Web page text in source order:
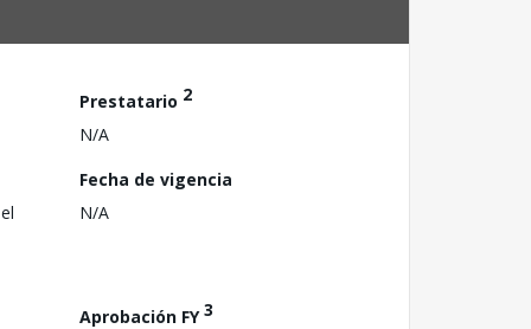
Prestatario 2
N/A
Fecha de vigencia
N/A
Aprobación FY3